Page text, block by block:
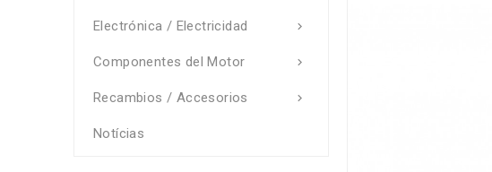

Electrónica / Electricidad

Componentes del Motor

Recambios / Accesorios
Notícias